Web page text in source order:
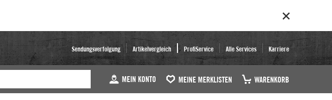
Sendungsverfolgung Artikelvergleich ProfiService Alle Services Karriere
MEIN KONTO MEINE MERKLISTEN WARENKORB